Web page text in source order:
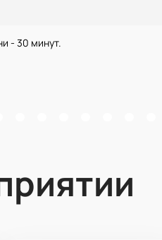
- 30 минут.